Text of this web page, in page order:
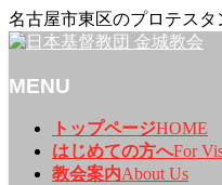
名古屋市東区のプロテス
MENU
トップページHOME
はじめての方へFor
教会案内About Us